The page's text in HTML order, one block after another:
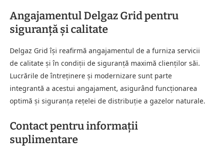
Angajamentul Delgaz Grid pentru
siguranță și calitate
Delgaz Grid își reafirmă angajamentul de a furniza servicii
de calitate și în condiții de siguranță maximă clienților săi.
Lucrările de întreținere și modernizare sunt parte
integrantă a acestui angajament, asigurând funcționarea
optimă și siguranța rețelei de distribuție a gazelor naturale.
Contact pentru informații
suplimentare